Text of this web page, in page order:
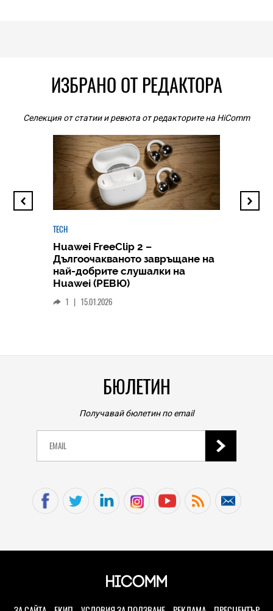
ИЗБРАНО ОТ РЕДАКТОРА
Селекция от статии и ревюта от редакторите на HiComm
TECH
Huawei FreeClip 2 –
Дългоочакваното завръщане на
най-добрите слушалки на
Huawei (РЕВЮ)
1 | 15.01.2026
БЮЛЕТИН
Получавай бюлетин по email